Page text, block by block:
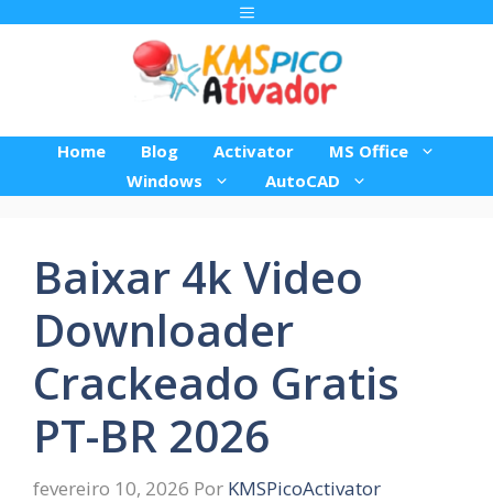
Menu
Home Blog Activator
MS Office
Windows
AutoCAD
Baixar 4k Video
Downloader
Crackeado Gratis
PT-BR 2026
fevereiro 10, 2026 Por KMSPicoActivator